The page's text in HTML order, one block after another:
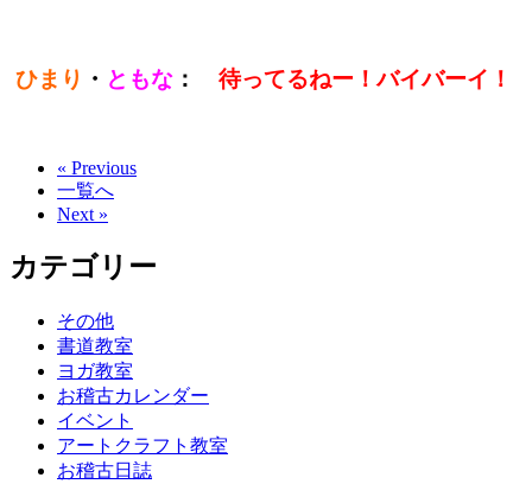
ひまり ・ ともな ： 待ってるねー！バイバーイ！
« Previous
一覧へ
Next »
カテゴリー
その他
書道教室
ヨガ教室
お稽古カレンダー
イベント
アートクラフト教室
お稽古日誌